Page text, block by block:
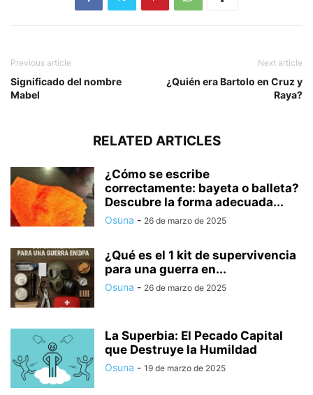
Previous article
Significado del nombre
Mabel
Next article
¿Quién era Bartolo en Cruz y
Raya?
RELATED ARTICLES
¿Cómo se escribe
correctamente: bayeta o balleta?
Descubre la forma adecuada...
Osuna - 26 de marzo de 2025
¿Qué es el 1 kit de supervivencia
para una guerra en...
Osuna - 26 de marzo de 2025
La Superbia: El Pecado Capital
que Destruye la Humildad
Osuna - 19 de marzo de 2025